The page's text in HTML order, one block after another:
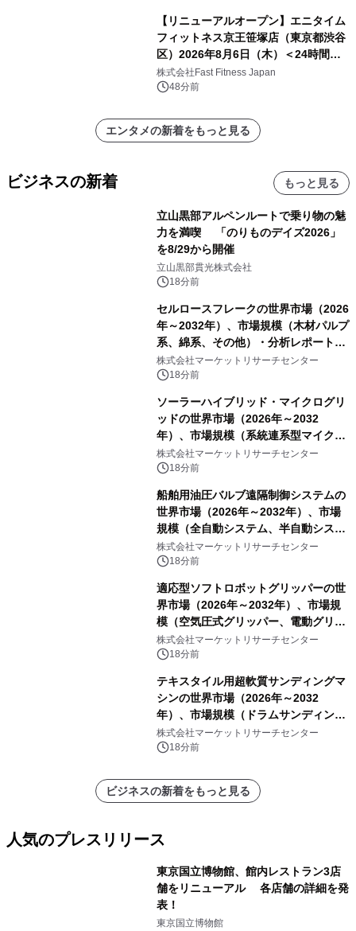
【リニューアルオープン】エニタイム
フィットネス京王笹塚店（東京都渋谷
区）2026年8月6日（木）＜24時間年
中無休のフィットネスジム＞
株式会社Fast Fitness Japan
48分前
エンタメの新着をもっと見る
ビジネスの新着 もっと見る
立山黒部アルペンルートで乗り物の魅
力を満喫 「のりものデイズ2026」
を8/29から開催
立山黒部貫光株式会社
18分前
セルロースフレークの世界市場（2026
年～2032年）、市場規模（木材パルプ
系、綿系、その他）・分析レポートを
発表
株式会社マーケットリサーチセンター
18分前
ソーラーハイブリッド・マイクログリ
ッドの世界市場（2026年～2032
年）、市場規模（系統連系型マイクロ
グリッド、独立型マイクログリッ
ド）・分析レポートを発表
株式会社マーケットリサーチセンター
18分前
船舶用油圧バルブ遠隔制御システムの
世界市場（2026年～2032年）、市場
規模（全自動システム、半自動システ
ム）・分析レポートを発表
株式会社マーケットリサーチセンター
18分前
適応型ソフトロボットグリッパーの世
界市場（2026年～2032年）、市場規
模（空気圧式グリッパー、電動グリッ
パー）・分析レポートを発表
株式会社マーケットリサーチセンター
18分前
テキスタイル用超軟質サンディングマ
シンの世界市場（2026年～2032
年）、市場規模（ドラムサンディング
マシン、ジェットサンディングマシ
ン、ローラーサンディングマシン、そ
株式会社マーケットリサーチセンター
18分前
ビジネスの新着をもっと見る
人気のプレスリリース
東京国立博物館、館内レストラン3店
舗をリニューアル 各店舗の詳細を発
表！
東京国立博物館